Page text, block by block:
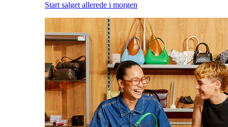
Start salget allerede i morgen